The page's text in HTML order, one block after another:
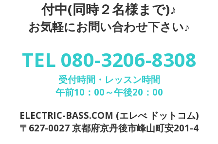
付中(同時２名様まで)♪
お気軽にお問い合わせ下さい♪
TEL 080-3206-8308
受付時間・レッスン時間
午前10：00～午後20：00
ELECTRIC-BASS.COM (エレべ ドットコム)
〒627-0027 京都府京丹後市峰山町安201-4